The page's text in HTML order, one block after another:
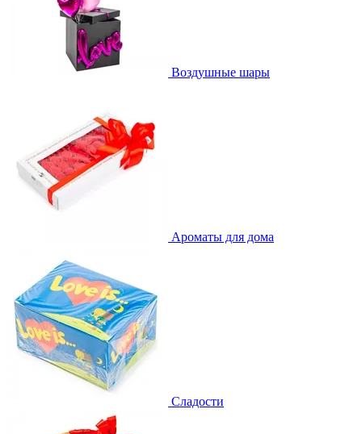
Воздушные шары
Ароматы для дома
Сладости